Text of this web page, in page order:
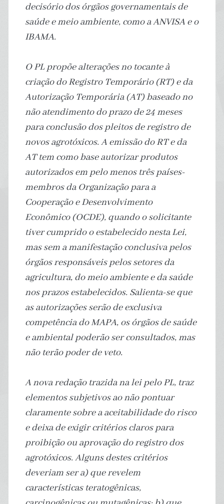
decisório dos órgãos governamentais de
saúde e meio ambiente, como a ANVISA e o
IBAMA.
O PL propõe alterações no tocante à
criação do Registro Temporário (RT) e da
Autorização Temporária (AT) baseado no
não atendimento do prazo de 24 meses
para conclusão dos pleitos de registro de
novos agrotóxicos. A emissão do RT e da
AT tem como base autorizar produtos
autorizados em pelo menos três países-
membros da Organização para a
Cooperação e Desenvolvimento
Econômico (OCDE), quando o solicitante
tiver cumprido o estabelecido nesta Lei,
mas sem a manifestação conclusiva pelos
órgãos responsáveis pelos setores da
agricultura, do meio ambiente e da saúde
nos prazos estabelecidos. Salienta-se que
as autorizações serão de exclusiva
competência do MAPA, os órgãos de saúde
e ambiental poderão ser consultados, mas
não terão poder de veto.
A nova redação trazida na lei pelo PL, traz
elementos subjetivos ao não pontuar
claramente sobre a aceitabilidade do risco
e deixa de exigir critérios claros para
proibição ou aprovação do registro dos
agrotóxicos. Alguns destes critérios
deveriam ser a) que revelem
características teratogênicas,